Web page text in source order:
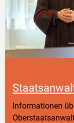
Informationen